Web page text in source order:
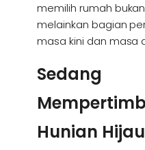
memilih rumah
melainkan bagian
masa kini dan masa
Sedang
Hunian